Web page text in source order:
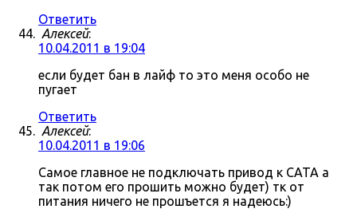
Ответить
Алексей:
10.04.2011 в 19:04
если будет бан в лайф то это меня особо не
пугает
Ответить
Алексей:
10.04.2011 в 19:06
Самое главное не подключать привод к САТА а
так потом его прошить можно будет) тк от
питания ничего не прошъется я надеюсь:)